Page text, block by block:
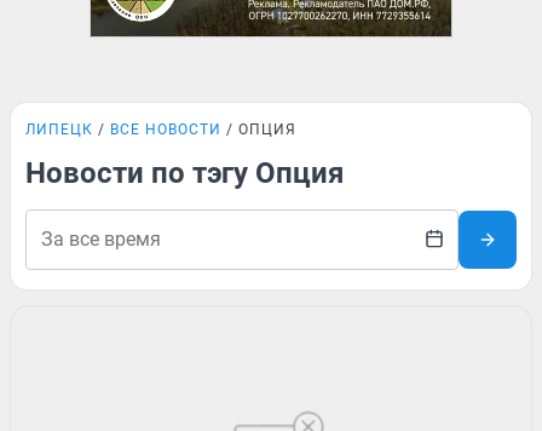
ЛИПЕЦК ВСЕ НОВОСТИ ОПЦИЯ
Новости по тэгу Опция